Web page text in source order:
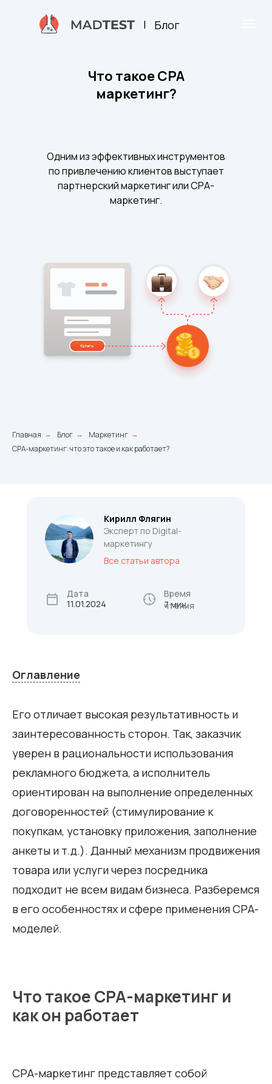
| Блог
Что такое CPA
маркетинг?
Одним из эффективных инструментов
по привлечению клиентов выступает
партнерский маркетинг или СРА-
маркетинг.
Главная → Блог → Маркетинг →
СРА-маркетинг: что это такое и как работает?
11.01.2024
Дата
7 мин.
Время
чтения
Кирилл Флягин
Эксперт по Digital-
маркетингу
Все статьи автора
Оглавление
Его отличает высокая результативность и
заинтересованность сторон. Так, заказчик
уверен в рациональности использования
рекламного бюджета, а исполнитель
ориентирован на выполнение определенных
договоренностей (стимулирование к
покупкам, установку приложения, заполнение
анкеты и т.д.). Данный механизм продвижения
товара или услуги через посредника
подходит не всем видам бизнеса. Разберемся
в его особенностях и сфере применения СРА-
моделей.
Что такое СРА-маркетинг и
как он работает
СРА-маркетинг представляет собой